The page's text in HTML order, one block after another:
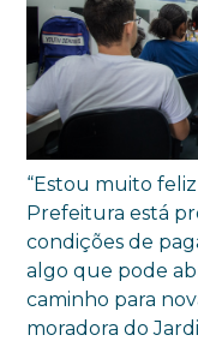
“Estou muito
Prefeitura está
condições de
algo que pode
caminho para
moradora do